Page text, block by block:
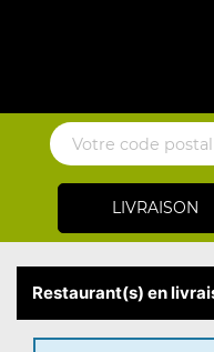
LIVRAISON
Restaurant(s) en